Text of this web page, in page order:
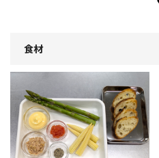
食材